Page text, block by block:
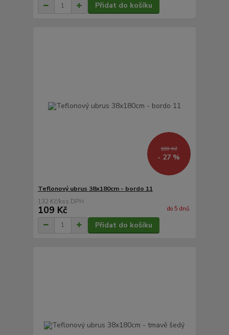
Přidat do košíku
180 Kč
- 27 %
Teflonový ubrus 38x180cm - bordo 11
132 Kč/ks
109 Kč do 5 dnů
Přidat do košíku